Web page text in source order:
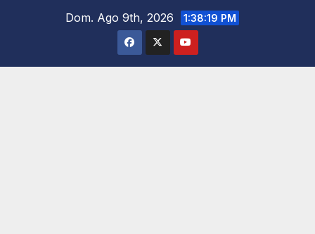
Dom. Ago 9th, 2026 1:38:20 PM